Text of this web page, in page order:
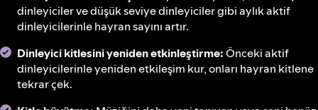
dinleyiciler ve düşük seviye dinleyiciler gibi aylık aktif
dinleyicilerinle hayran sayını artır.
Dinleyici kitlesini yeniden etkinleştirme:Önceki aktif
dinleyicilerinle yeniden etkileşim kur, onları hayran kitlene
tekrar çek.